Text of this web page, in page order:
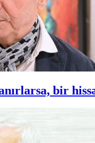
bir